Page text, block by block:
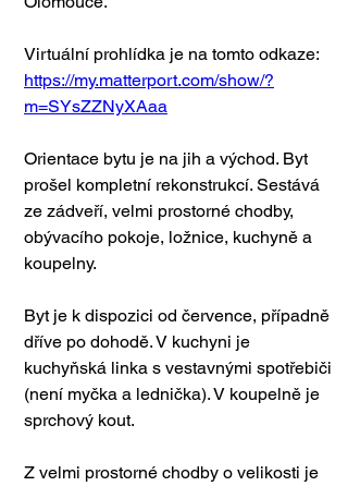
Virtuální prohlídka je na tomto odkaze:
https://my.matterport.com/show/?
m=SYsZZNyXAaa
Orientace bytu je na jih a východ. Byt
prošel kompletní rekonstrukcí. Sestává
ze zádveří, velmi prostorné chodby,
obývacího pokoje, ložnice, kuchyně a
koupelny.
Byt je k dispozici od července, případně
dříve po dohodě. V kuchyni je
kuchyňská linka s vestavnými spotřebiči
(není myčka a lednička). V koupelně je
sprchový kout.
Z velmi prostorné chodby o velikosti je